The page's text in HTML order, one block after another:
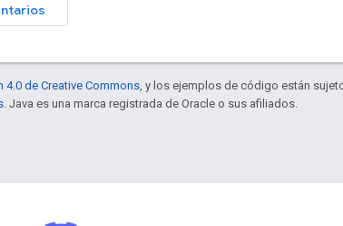
4.0 de Creative Commons , y los ejemplos de código están
. Java es una marca registrada de Oracle o sus afiliados.